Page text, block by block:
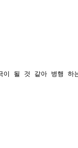
이 될 것 같아 병행